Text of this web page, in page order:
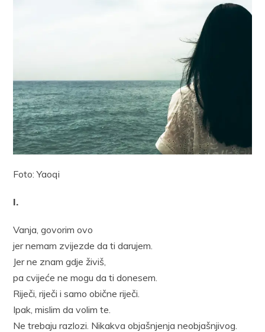
Foto: Yaoqi
I.
Vanja, govorim ovo
jer nemam zvijezde da ti darujem.
Jer ne znam gdje živiš,
pa cvijeće ne mogu da ti donesem.
Riječi, riječi i samo obične riječi.
Ipak, mislim da volim te.
Ne trebaju razlozi. Nikakva objašnjenja neobjašnjivog.